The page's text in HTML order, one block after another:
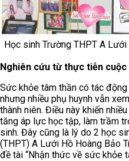
Học sinh Trường THPT A
Nghiên cứu từ thực tiễn cuộc
Sức khỏe tâm thần có tác
nhưng nhiều phụ huynh vẫn
thành niên. Điều này khiến
tăng áp lực học tập, làm trầm
sinh. Đây cũng là lý do 2 học
(THPT) A Lưới Hồ Hoàng Bảo
đề tài “Nhận thức về sức khỏe